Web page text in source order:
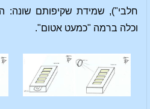
חלבי"), שמידת שקיפותם
וכלה ברמה "כמעט אטום".